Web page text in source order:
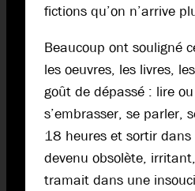
fictions qu’on n’arrive
Beaucoup ont souligné
les oeuvres, les livres,
goût de dépassé : lire
s’embrasser, se parler,
18 heures et sortir dans
devenu obsolète,
tramait dans une